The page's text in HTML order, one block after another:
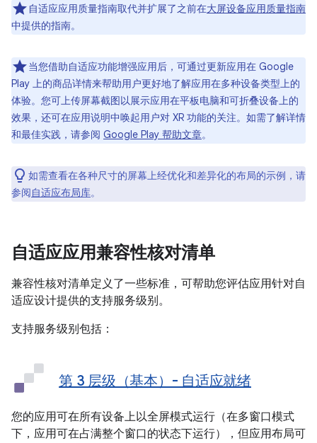
自适应应用质量指南取代并扩展了之前在大屏设备应用质量指南
中提供的指南。
当您借助自适应功能增强应用后，可通过更新应用在 Google
Play 上的商品详情来帮助用户更好地了解应用在多种设备类型上的
体验。您可上传屏幕截图以展示应用在平板电脑和可折叠设备上的
效果，还可在应用说明中唤起用户对 XR 功能的关注。如需了解详情
和最佳实践，请参阅 Google Play 帮助文章。
如需查看在各种尺寸的屏幕上经优化和差异化的布局的示例，请
参阅自适应布局库。
自适应应用兼容性核对清单
兼容性核对清单定义了一些标准，可帮助您评估应用针对自
适应设计提供的支持服务级别。
支持服务级别包括：
第 3 层级（基本）- 自适应就绪
您的应用可在所有设备上以全屏模式运行（在多窗口模式
下，应用可在占满整个窗口的状态下运行），但应用布局可